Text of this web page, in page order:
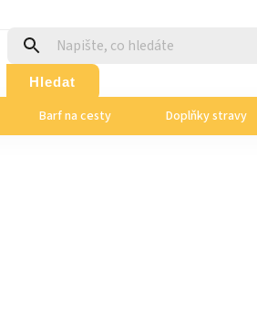
Hledat
Barf na cesty Doplňky stravy